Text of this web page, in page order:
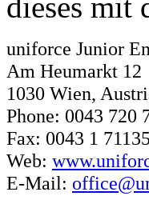
uniforce Junior
Am Heumarkt 12
1030 Wien,
Phone: 0043 720
Fax: 0043 1
Web:
E-Mail: